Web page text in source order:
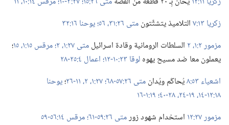
زكريا ١٣:‏٧
التلاميذ يتشتَّتونمتى ٢٦:‏​٣١،‏
يوحنا ١٦:‏٣٢
مزمور ٢:‏​١،‏ ٢
السلطات الرومانية وقادة اسرائيلمتى ٢٧:‏١،‏ ٢؛‏ مرقس ١٥:‏١،‏
‏؛‏
يعملون معا ضد مسيح يهوهلوقا ٢٣:‏١٠-‏١٢؛‏
اعمال ٤:‏٢٥-‏٢٨
اشعياء ٥٣:‏٨
يُحاكَم ويُدانمتى ٢٦:‏٥٧-‏٦٨؛‏ ‏؛‏يوحنا
١٨:‏١٢-‏١٤،‏
مزمور ٢٧:‏١٢
استخدام شهود زورمتى ٢٦:‏٥٩-‏٦١؛‏
مرقس ١٤:‏٥٦-‏٥٩